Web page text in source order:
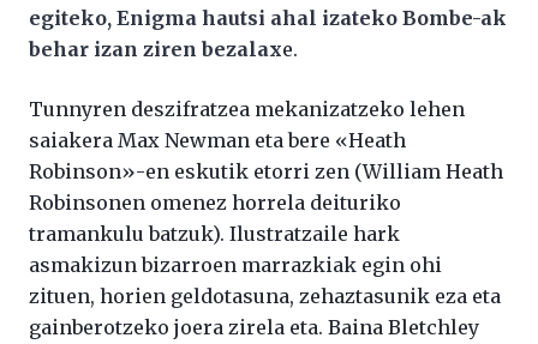
egiteko, Enigma hautsi ahal izateko Bombe-ak
behar izan ziren bezalaxe.
Tunnyren deszifratzea mekanizatzeko lehen
saiakera Max Newman eta bere «Heath
Robinson»-en eskutik etorri zen (William Heath
Robinsonen omenez horrela deituriko
tramankulu batzuk). Ilustratzaile hark
asmakizun bizarroen marrazkiak egin ohi
zituen, horien geldotasuna, zehaztasunik eza eta
gainberotzeko joera zirela eta. Baina Bletchley